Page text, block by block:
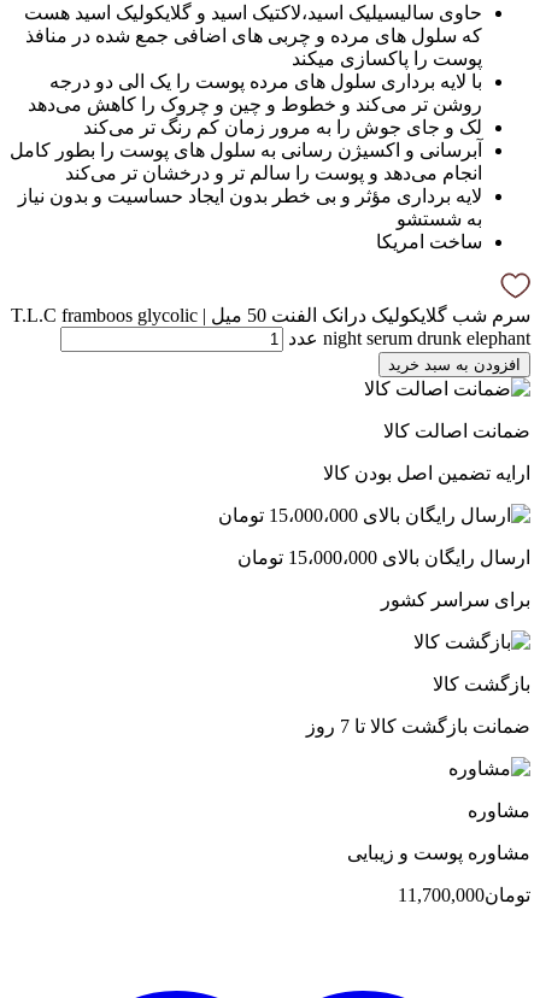
حاوی سالیسیلیک اسید،لاکتیک اسید و گلایکولیک اسید هست
که سلول های مرده و چربی های اضافی جمع شده در منافذ
پوست را پاکسازی میکند
با لایه برداری سلول های مرده پوست را یک الی دو درجه
روشن تر می‌کند و خطوط و چین و چروک را کاهش می‌دهد
لک و جای جوش را به مرور زمان کم رنگ تر می‌کند
آبرسانی و اکسیژن رسانی به سلول های پوست را بطور کامل
انجام می‌دهد و پوست را سالم تر و درخشان تر می‌کند
لایه برداری مؤثر و بی خطر بدون ایجاد حساسیت و بدون نیاز
به شستشو
ساخت امریکا
سرم شب گلایکولیک درانک الفنت 50 میل | T.L.C framboos glycolic
night serum drunk elephant عدد
افزودن به سبد خرید
ضمانت اصالت کالا
ارایه تضمین اصل بودن کالا
ارسال رایگان بالای 15،000،000 تومان
برای سراسر کشور
بازگشت کالا
ضمانت بازگشت کالا تا 7 روز
مشاوره
مشاوره پوست و زیبایی
تومان11,700,000